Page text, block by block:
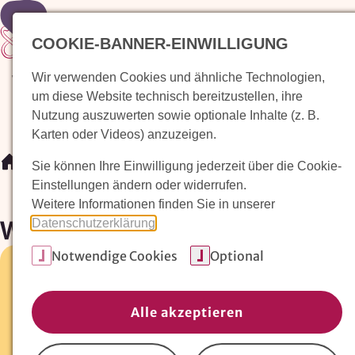
Zur Startseite
Waldorfkindergarten finden Pädagogischer Ansatz
Waldorfkindergarten finden /Waldorfkindergarten
Waldorfkindergarten
01217 Dresden-
0351-6475964
Fax:
0351-6475966
COOKIE-BANNER-EINWILLIGUNG
Wir verwenden Cookies und ähnliche Technologien,
um diese Website technisch bereitzustellen, ihre
Nutzung auszuwerten sowie optionale Inhalte (z. B.
Karten oder Videos) anzuzeigen.
Sie können Ihre Einwilligung jederzeit über die Cookie-
Einstellungen ändern oder widerrufen.
Weitere Informationen finden Sie in unserer
Datenschutzerklärung
Notwendige Cookies Optional
Alle akzeptieren